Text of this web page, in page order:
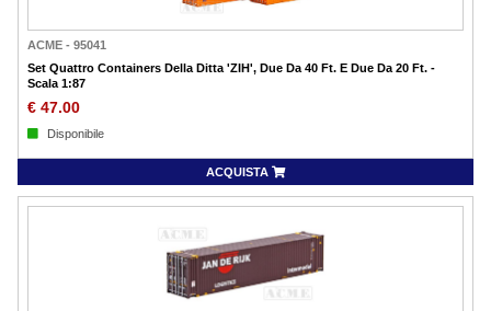
ACME - 95041
Set Quattro Containers Della Ditta 'ZIH', Due Da 40 Ft. E Due Da 20 Ft. -
Scala 1:87
€ 47.00
Disponibile
ACQUISTA